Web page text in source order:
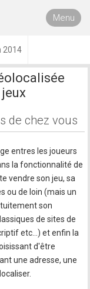
Menu
2014
de chez vous
entres les joueurs
la fonctionnalité de
vendre son jeu, sa
ou de loin (mais un
son
de sites de
etc…) et enfin la
d'être
une adresse, une